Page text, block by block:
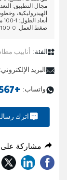
مجال التطبيق:
الهيدروليكية،
أبعاد الطول: 1-100 متر
ضغط العمل: 0-100 ميجا باسكال
الفئة: أنابيب
البريد الإلكتروني:
واتساب: +8613676932567
اترك
مشاركة على